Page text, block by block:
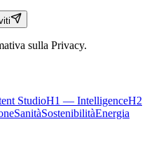
sulla Privacy.
StudioH1 — IntelligenceH2
SanitàSostenibilitàEnergia